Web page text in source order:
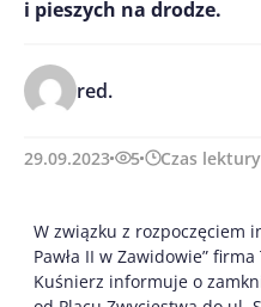
i pieszych na drodze.
red.
29.09.2023 5 Czas
W związku z rozpoczęciem
Pawła II w Zawidowie”
Kuśnierz informuje o